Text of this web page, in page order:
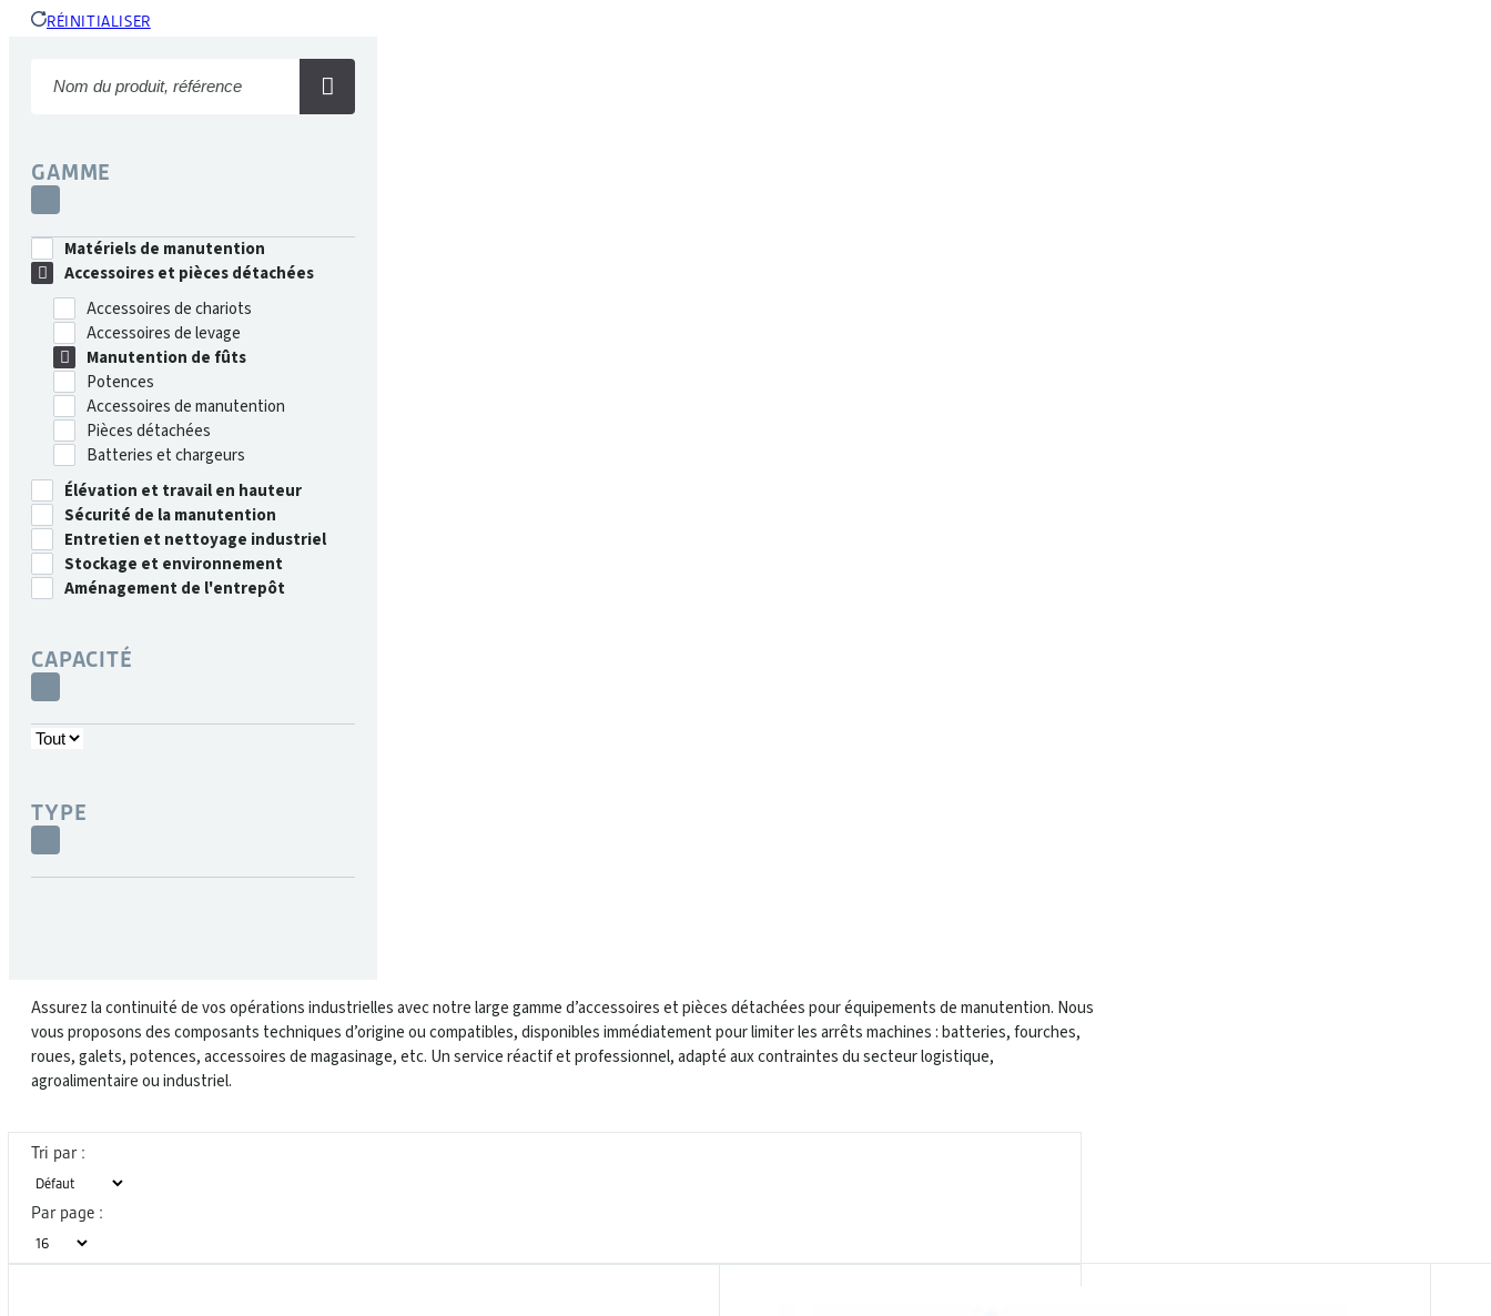
RÉINITIALISER
GAMME
Matériels de manutention
Accessoires et pièces détachées
Accessoires de chariots
Accessoires de levage
Manutention de fûts
Potences
Accessoires de manutention
Pièces détachées
Batteries et chargeurs
Élévation et travail en hauteur
Sécurité de la manutention
Entretien et nettoyage industriel
Stockage et environnement
Aménagement de l'entrepôt
CAPACITÉ
TYPE
Assurez la continuité de vos opérations industrielles avec notre large gamme d’accessoires et pièces détachées pour équipements de manutention. Nous
vous proposons des composants techniques d’origine ou compatibles, disponibles immédiatement pour limiter les arrêts machines : batteries, fourches,
roues, galets, potences, accessoires de magasinage, etc. Un service réactif et professionnel, adapté aux contraintes du secteur logistique,
agroalimentaire ou industriel.
Tri par :
Par page :